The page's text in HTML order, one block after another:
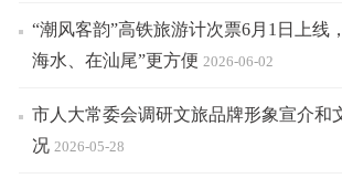
“潮风客韵”高铁旅游计次票6月1日上线
海水、在汕尾”更方便 2026-06-02
市人大常委会调研文旅品牌形象宣介和
况 2026-05-28